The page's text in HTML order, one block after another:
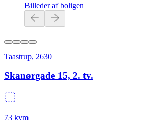
Billeder af boligen
Taastrup, 2630
Skanørgade 15, 2. tv.
73 kvm